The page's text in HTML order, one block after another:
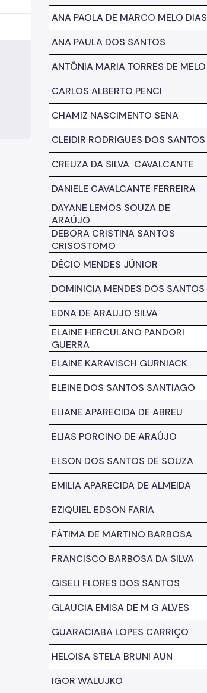
ANA PAOLA DE MARCO MELO DIAS
ANA PAULA DOS SANTOS
ANTÔNIA MARIA TORRES DE MELO
CARLOS ALBERTO PENCI
CHAMIZ NASCIMENTO SENA
CLEIDIR RODRIGUES DOS SANTOS
CREUZA DA SILVA CAVALCANTE
DANIELE CAVALCANTE FERREIRA
DAYANE LEMOS SOUZA DE
ARAÚJO
DEBORA CRISTINA SANTOS
CRISOSTOMO
DÉCIO MENDES JÚNIOR
DOMINICIA MENDES DOS SANTOS
EDNA DE ARAUJO SILVA
ELAINE HERCULANO PANDORI
GUERRA
ELAINE KARAVISCH GURNIACK
ELEINE DOS SANTOS SANTIAGO
ELIANE APARECIDA DE ABREU
ELIAS PORCINO DE ARAÚJO
ELSON DOS SANTOS DE SOUZA
EMILIA APARECIDA DE ALMEIDA
EZIQUIEL EDSON FARIA
FÁTIMA DE MARTINO BARBOSA
FRANCISCO BARBOSA DA SILVA
GISELI FLORES DOS SANTOS
GLAUCIA EMISA DE M G ALVES
GUARACIABA LOPES CARRIÇO
HELOISA STELA BRUNI AUN
IGOR WALUJKO